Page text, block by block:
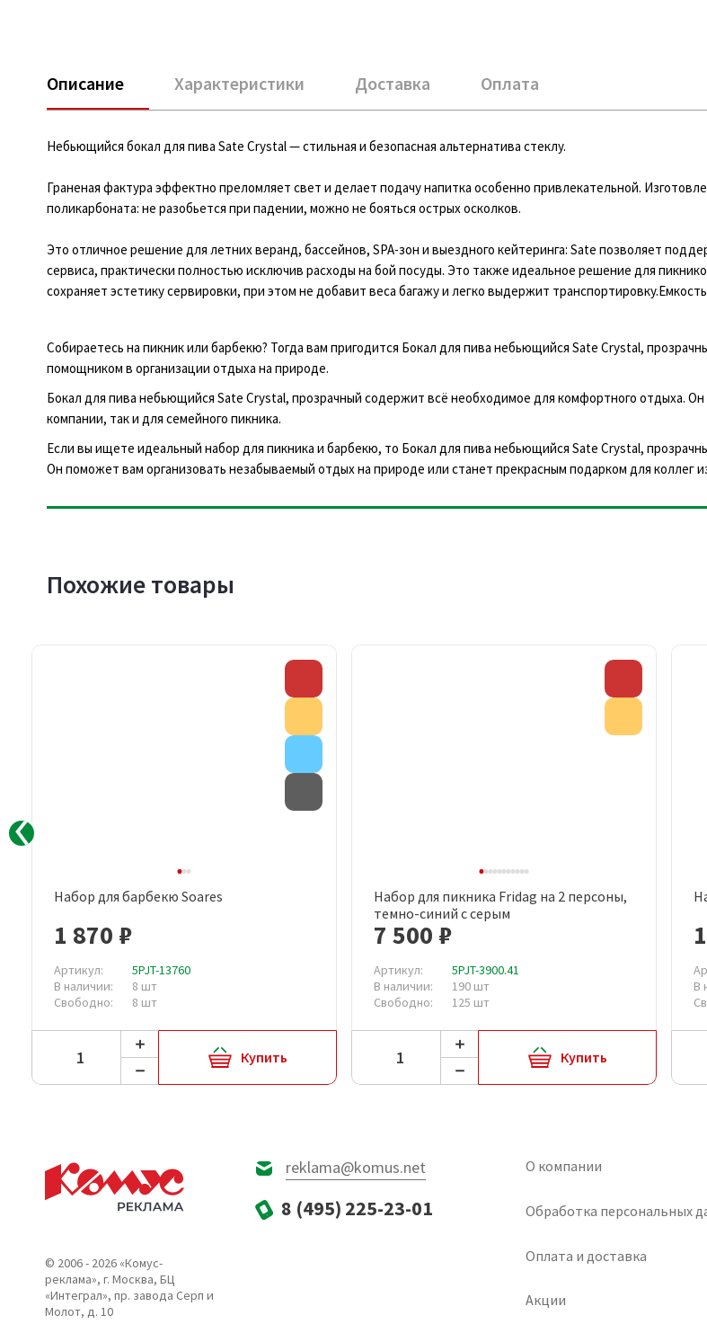
Описание Характеристики Доставка Оплата
Небьющийся бокал для пива Sate Crystal — стильная и безопасная альтернатива стеклу.
Граненая фактура эффектно преломляет свет и делает подачу напитка особенно привлекательной.
поликарбоната: не разобьется при падении, можно не бояться острых осколков.
Это отличное решение для летних веранд, бассейнов, SPA-зон и выездного кейтеринга: Sate позволяет
сервиса, практически полностью исключив расходы на бой посуды. Это также идеальное решение для
сохраняет эстетику сервировки, при этом не добавит веса багажу и легко выдержит
Собираетесь на пикник или барбекю? Тогда вам пригодится Бокал для пива небьющийся Sate Crystal,
помощником в организации отдыха на природе.
Бокал для пива небьющийся Sate Crystal, прозрачный содержит всё необходимое для комфортного отдыха.
компании, так и для семейного пикника.
Если вы ищете идеальный набор для пикника и барбекю, то Бокал для пива небьющийся Sate Crystal,
Он поможет вам организовать незабываемый отдых на природе или станет прекрасным подарком для коллег
Похожие товары
Быстрый просмотр
Набор для барбекю Soares
1 870 ₽
Артикул:
5PJT-13760
В наличии:
8 шт
Свободно:
8 шт
Купить
Быстрый просмотр
Набор для пикника Fridag на 2 персоны,
темно-синий с серым
7 500 ₽
Артикул:
5PJT-3900.41
В наличии:
190 шт
Свободно:
125 шт
Купить
В
© 2006 - 2026 «Комус-
реклама», г. Москва, БЦ
«Интеграл», пр. завода Серп и
Молот, д. 10
reklama@komus.net
8 (495) 225-23-01
О компании
Обработка персональных
Оплата и доставка
Акции